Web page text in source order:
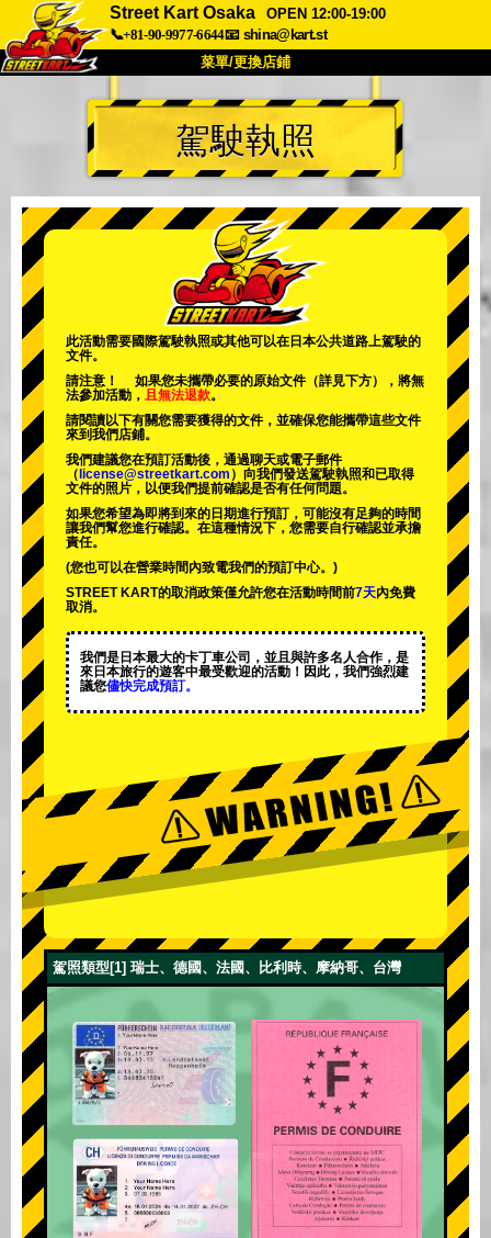
Street Kart Osaka
OPEN 12:00-19:00
📞+81-90-9977-6644📧 shina@kart.st
菜單/更換店鋪
首頁
關於 規格 價格
公司 預訂
更換店鋪
東京秋葉原#2 東京澀谷
東京澀谷附屬
東京淺草
沖繩
駕駛執照
此活動需要國際駕駛執照或其他可以在日本公共道路上駕駛的
文件。
請注意！ 如果您未攜帶必要的原始文件（詳見下方），將無
法參加活動， 且無法退款。
請閱讀以下有關您需要獲得的文件，並確保您能攜帶這些文件
來到我們店鋪。
我們建議您在預訂活動後，通過聊天或電子郵件
（ license@streetkart.com ）向我們發送駕駛執照和已取得
文件的照片，以便我們提前確認是否有任何問題。
如果您希望為即將到來的日期進行預訂，可能沒有足夠的時間
讓我們幫您進行確認。在這種情況下，您需要自行確認並承擔
責任。
(您也可以在營業時間內致電我們的預訂中心。)
STREET KART的取消政策僅允許您在活動時間前7天內免費
取消。
我們是日本最大的卡丁車公司，並且與許多名人合作，是
來日本旅行的遊客中最受歡迎的活動 ！因此，我們強烈建
議您儘快完成預訂。
駕照類型[1] 瑞士、德國、法國、比利時、摩納哥、台灣